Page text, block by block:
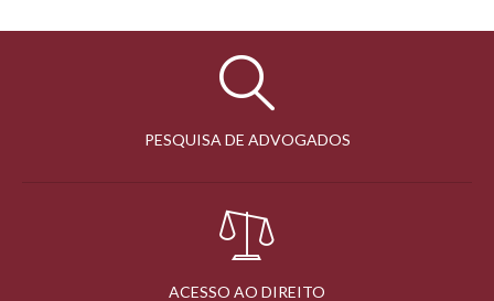
PESQUISA DE ADVOGADOS
ACESSO AO DIREITO